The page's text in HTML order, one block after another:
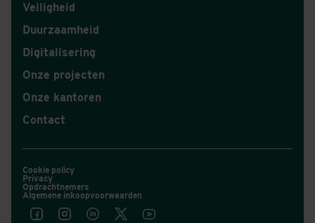
Veiligheid
Duurzaamheid
Digitalisering
Onze projecten
Onze kantoren
Contact
Cookie policy
Privacy
Opdrachtnemers
Algemene inkoopvoorwaarden